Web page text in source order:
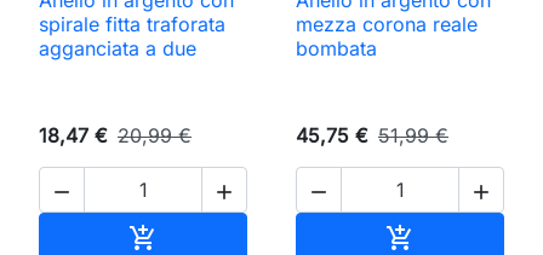
spirale fitta traforata
agganciata a due
18,47 € 20,99 €
 

mezza corona reale
bombata
45,75 € 51,99 €
 
